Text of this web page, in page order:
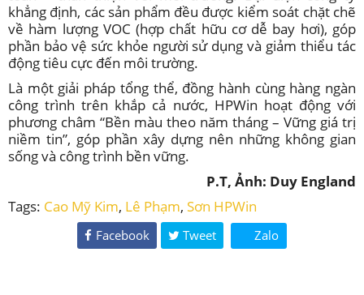
khẳng định, các sản phẩm đều được kiểm soát chặt chẽ
về hàm lượng VOC (hợp chất hữu cơ dễ bay hơi), góp
phần bảo vệ sức khỏe người sử dụng và giảm thiểu tác
động tiêu cực đến môi trường.
Là một giải pháp tổng thể, đồng hành cùng hàng ngàn
công trình trên khắp cả nước, HPWin hoạt động với
phương châm “Bền màu theo năm tháng – Vững giá trị
niềm tin”, góp phần xây dựng nên những không gian
sống và công trình bền vững.
P.T, Ảnh: Duy England
Tags: Cao Mỹ Kim, Lê Phạm, Sơn HPWin
Facebook Tweet Zalo